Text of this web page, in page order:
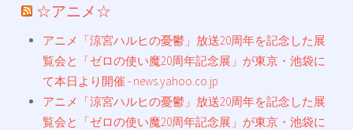
☆アニメ☆
アニメ「涼宮ハルヒの憂鬱」放送20周年を記念した展
覧会と「ゼロの使い魔20周年記念展」が東京・池袋に
て本日より開催 - news.yahoo.co.jp
アニメ「涼宮ハルヒの憂鬱」放送20周年を記念した展
覧会と「ゼロの使い魔20周年記念展」が東京・池袋に